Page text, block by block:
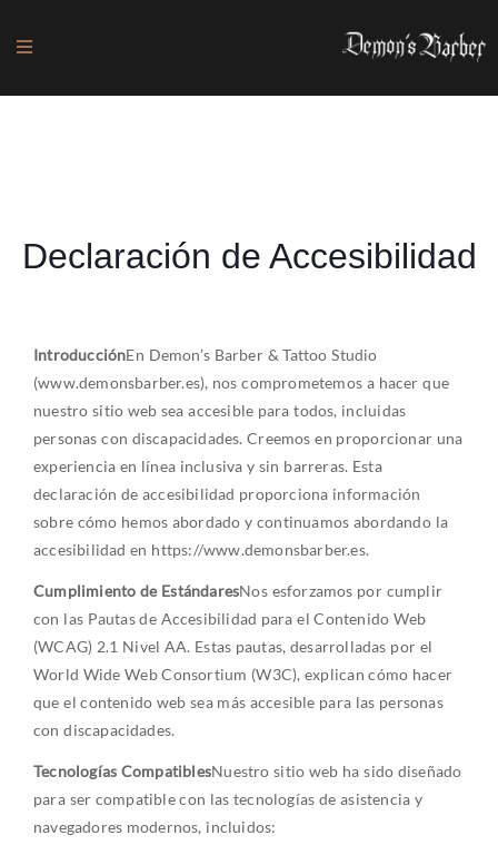
Declaración de Accesibilidad
IntroducciónEn Demon’s Barber & Tattoo Studio
(www.demonsbarber.es), nos comprometemos a hacer que
nuestro sitio web sea accesible para todos, incluidas
personas con discapacidades. Creemos en proporcionar una
experiencia en línea inclusiva y sin barreras. Esta
declaración de accesibilidad proporciona información
sobre cómo hemos abordado y continuamos abordando la
accesibilidad en https://www.demonsbarber.es.
Cumplimiento de EstándaresNos esforzamos por cumplir
con las Pautas de Accesibilidad para el Contenido Web
(WCAG) 2.1 Nivel AA. Estas pautas, desarrolladas por el
World Wide Web Consortium (W3C), explican cómo hacer
que el contenido web sea más accesible para las personas
con discapacidades.
Tecnologías CompatiblesNuestro sitio web ha sido diseñado
para ser compatible con las tecnologías de asistencia y
navegadores modernos, incluidos: